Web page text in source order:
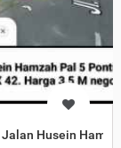
Jln Bina Jaya Gang
Husein